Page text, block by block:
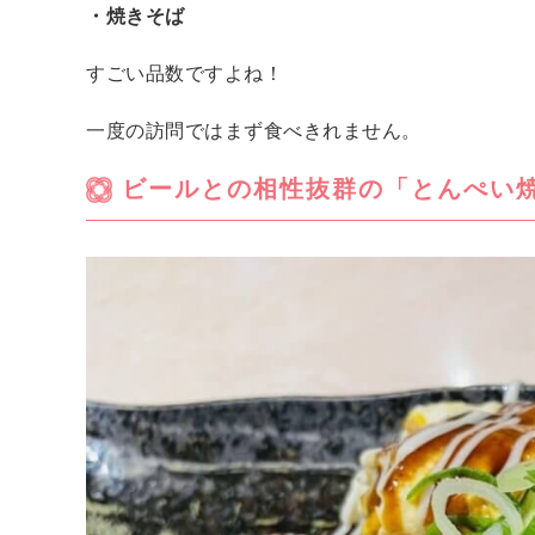
・焼きそば
すごい品数ですよね！
一度の訪問ではまず食べきれません。
ビールとの相性抜群の「とんぺい